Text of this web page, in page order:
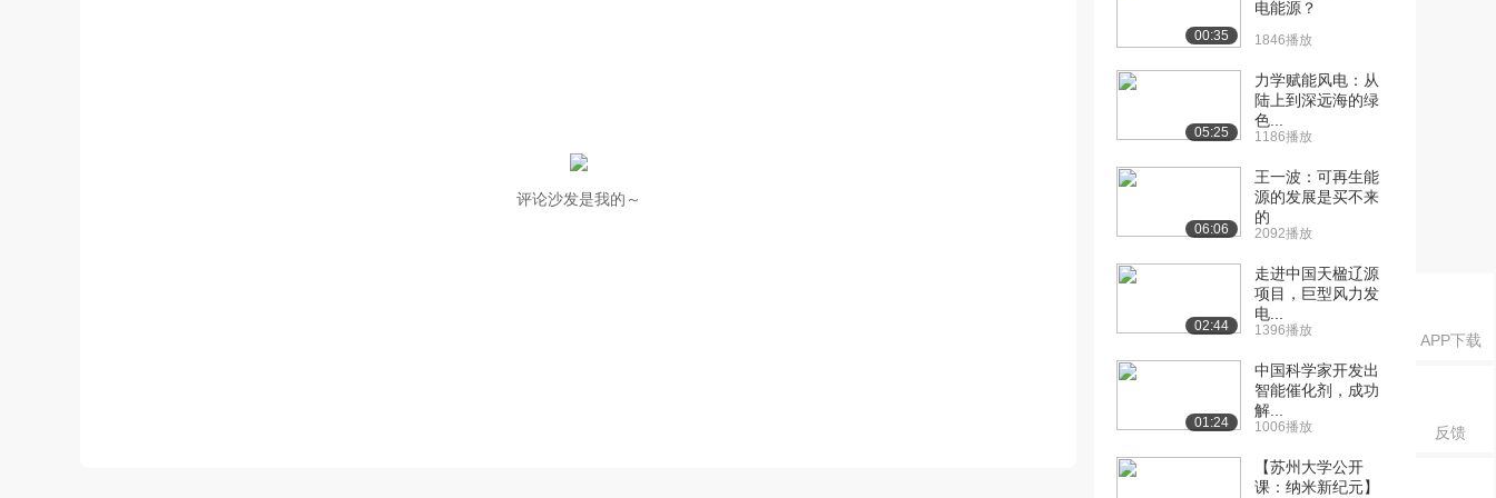
APP下载
反馈
评论沙发是我的～
00:35
电能源？
1846播放
05:25
力学赋能风电：从
陆上到深远海的绿
色...
1186播放
06:06
王一波：可再生能
源的发展是买不来
的
2092播放
02:44
走进中国天楹辽源
项目，巨型风力发
电...
1396播放
01:24
中国科学家开发出
智能催化剂，成功
解...
1006播放
【苏州大学公开
课：纳米新纪元】